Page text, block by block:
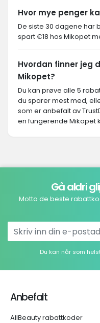
Hvor mye penger
De siste 30 dagene har
spart €18 hos Mikopet
Hvordan finner jeg
Mikopet?
Du kan prøve alle 5
du sparer mest med,
som er anbefalt av
en fungerende Mikopet
Gå aldri
Motta de beste
Du kan når som
Anbefalt
AllBeauty rabattkoder